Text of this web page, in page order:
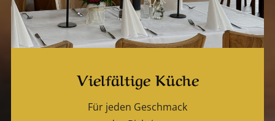
Vielfältige Küche
Für jeden Geschmack